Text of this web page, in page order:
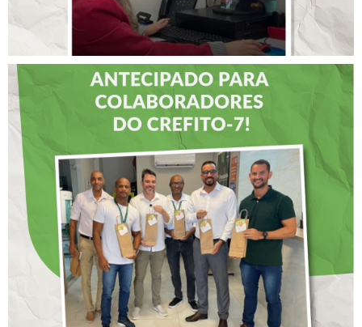
DIA DOS PAIS É
ANTECIPADO PARA
COLABORADORES DO
CREFITO-7